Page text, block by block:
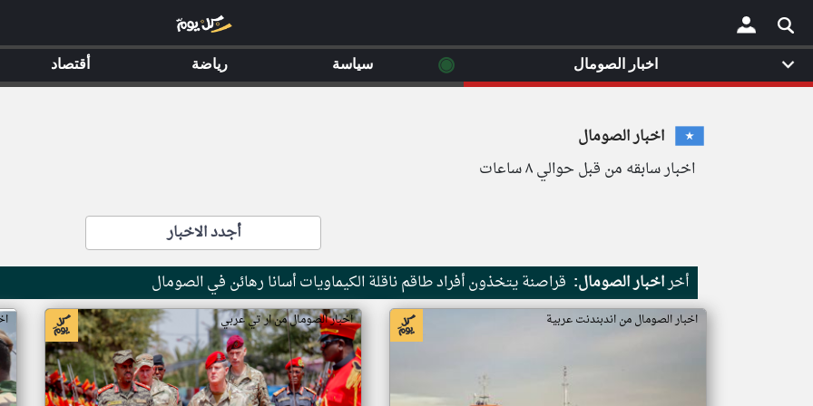
×
اخبار الصومال
اخبار سابقه من قبل حوالي ٨ ساعات
أجدد الاخبار
أخراخبار الصومال: قراصنة يتخذون أفراد طاقم ناقلة الكيماويات أسانا رهائن في الصومال
اخبار الصومال من اندبندنت عربية اخبار الصومال من ار تي عربي
اخبار الصومال ◉ سياسة رياضة أقتصاد